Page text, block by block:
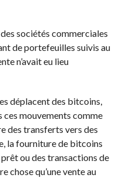
sociétés commerciales
de portefeuilles suivis au
n’avait eu lieu
déplacent des bitcoins,
ces mouvements comme
des transferts vers des
la fourniture de bitcoins
ou des transactions de
chose qu’une vente au